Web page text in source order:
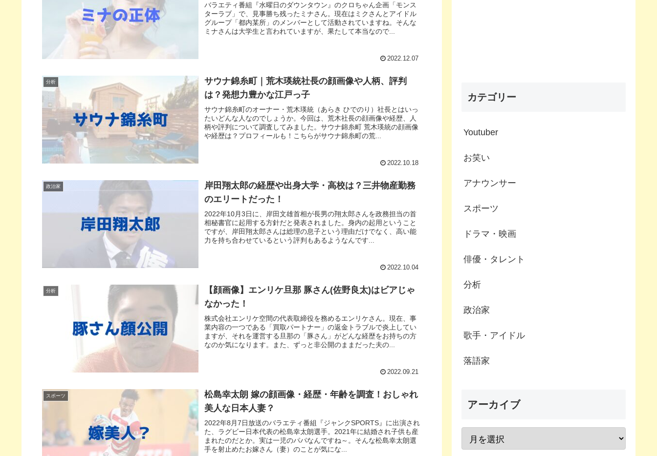
バラエティ番組『水曜日のダウンタウン』のクロちゃん企画「モンス
ターラブ」で、見事勝ち残ったミナさん。現在はミクさんとアイドル
グループ「都内某所」のメンバーとして活動されていますね。そんな
ミナさんは大学生と言われていますが、果たして本当なので...
2022.12.07
分析
サウナ錦糸町｜荒木瑛統社長の顔画像や人柄、評判
は？発想力豊かな江戸っ子
サウナ錦糸町のオーナー・荒木瑛統（あらき ひでのり）社長とはいっ
たいどんな人なのでしょうか。今回は、荒木社長の顔画像や経歴、人
柄や評判について調査してみました。サウナ錦糸町 荒木瑛統の顔画像
や経歴は？プロフィールも！こちらがサウナ錦糸町の荒...
2022.10.18
政治家
岸田翔太郎の経歴や出身大学・高校は？三井物産勤務
のエリートだった！
2022年10月3日に、岸田文雄首相が長男の翔太郎さんを政務担当の首
相秘書官に起用する方針だと発表されました。身内の起用ということ
ですが、岸田翔太郎さんは総理の息子という理由だけでなく、高い能
力を持ち合わせているという評判もあるようなんです...
2022.10.04
分析
【顔画像】エンリケ旦那 豚さん(佐野良太)はビアじゃ
なかった！
株式会社エンリケ空間の代表取締役を務めるエンリケさん。現在、事
業内容の一つである「買取パートナー」の返金トラブルで炎上してい
ますが、それを運営する旦那の「豚さん」がどんな経歴をお持ちの方
なのか気になります。また、ずっと非公開のままだった夫の...
2022.09.21
スポーツ
松島幸太朗 嫁の顔画像・経歴・年齢を調査！おしゃれ
美人な日本人妻？
2022年8月7日放送のバラエティ番組『ジャンクSPORTS』に出演され
た、ラグビー日本代表の松島幸太朗選手。2021年に結婚され子供も産
まれたのだとか。実は一児のパパなんですね～。そんな松島幸太朗選
手を射止めたお嫁さん（妻）のことが気にな...
カテゴリー
Youtuber
お笑い
アナウンサー
スポーツ
ドラマ・映画
俳優・タレント
分析
政治家
歌手・アイドル
落語家
アーカイブ